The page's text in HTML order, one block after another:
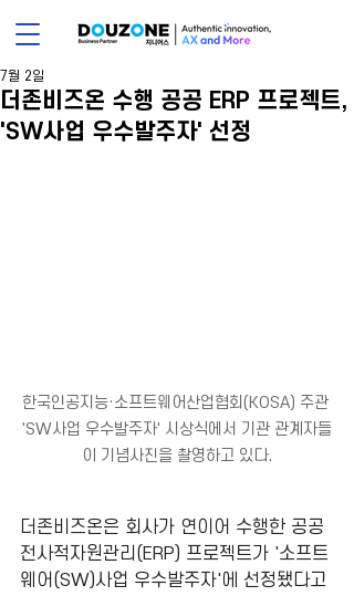
더존비즈온 수행 공공 ERP 프로젝트,
'SW사업 우수발주자' 선정
7월 2일
한국인공지능·소프트웨어산업협회(KOSA) 주관
'SW사업 우수발주자' 시상식에서 기관 관계자들
이 기념사진을 촬영하고 있다.
더존비즈온은 회사가 연이어 수행한 공공
전사적자원관리(ERP) 프로젝트가 '소프트
웨어(SW)사업 우수발주자'에 선정됐다고